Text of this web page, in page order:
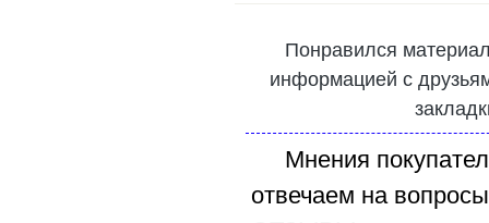
Понравился
информацией с
Мнения
отвечаем на